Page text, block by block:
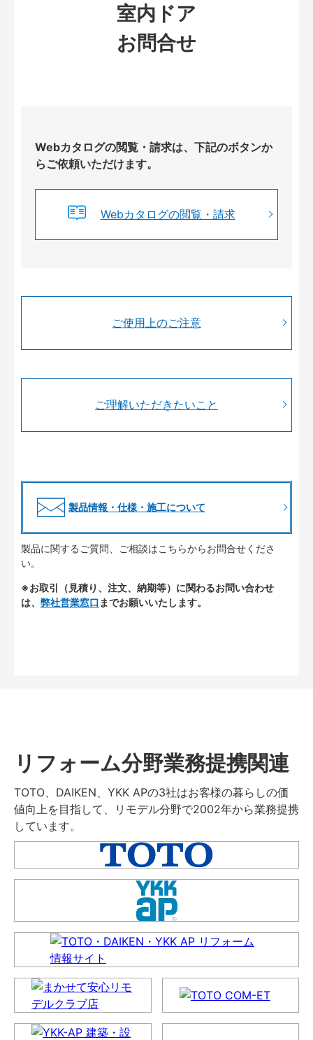
室内ドア
お問合せ
Webカタログの閲覧・請求は、下記のボタンか
らご依頼いただけます。
Webカタログの閲覧・請求
ご使用上のご注意
ご理解いただきたいこと
製品情報・仕様・施工について
製品に関するご質問、ご相談はこちらからお問合せくださ
い。
※お取引（見積り、注文、納期等）に関わるお問い合わせ
は、 弊社営業窓口 までお願いいたします。
リフォーム分野業務提携関連
TOTO、DAIKEN、YKK APの3社はお客様の暮らしの価
値向上を目指して、リモデル分野で2002年から業務提携
しています。